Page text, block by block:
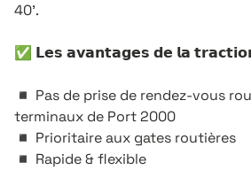
40’.
✅ 𝗟𝗲𝘀 𝗮𝘃𝗮𝗻𝘁𝗮𝗴𝗲𝘀 𝗱𝗲 𝗹𝗮
◾ Pas de prise de rendez-vous
terminaux de Port 2000
◾ Prioritaire aux gates routières
◾ Rapide & flexible